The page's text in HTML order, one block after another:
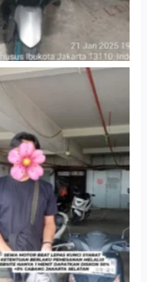
Cityplaza Jatinegara
Gedung Parkir P6A